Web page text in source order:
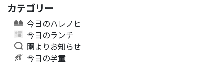
カテゴリー
今日のハレノヒ
今日のランチ
園よりお知らせ
今日の学童